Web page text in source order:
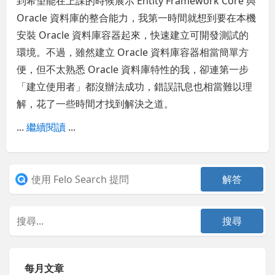
Oracle 資料庫的整合能力，我第一時間就想到要在本機
安裝 Oracle 資料庫容器起來，快速建立可開發測試的
環境。不過，雖然建立 Oracle 資料庫容器相當簡單方
便，但不太熟悉 Oracle 資料庫特性的我，卻連第一步
「建立使用者」都沒辦法成功，錯誤訊息也相當難以理
解，花了一些時間才找到解決之道。
...繼續閱讀 ...
每月文章